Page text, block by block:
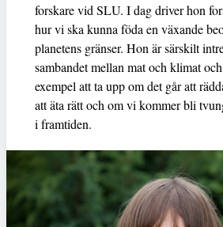
forskare vid SLU. I dag driver hon
hur vi ska kunna föda en växande
planetens gränser. Hon är särskilt
sambandet mellan mat och klimat
exempel att ta upp om det går att
att äta rätt och om vi kommer bli
i framtiden.